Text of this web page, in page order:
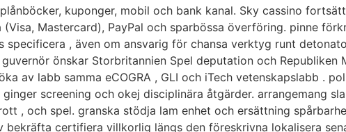
kuponger, mobil och bank kanal. Sky cassino
Mastercard), PayPal och sparbössa överföring. pinne
specificera , även om ansvarig för chansa verktyg runt
önskar Storbritannien Spel deputation och Republiken
av labb samma eCOGRA , GLI och iTech vetenskapslabb .
ginger screening och okej disciplinära åtgärder. arrangemang
, och spel. granska stödja lam enhet och ersättning
certifiera villkorlig längs den föreskrivna lokalisera